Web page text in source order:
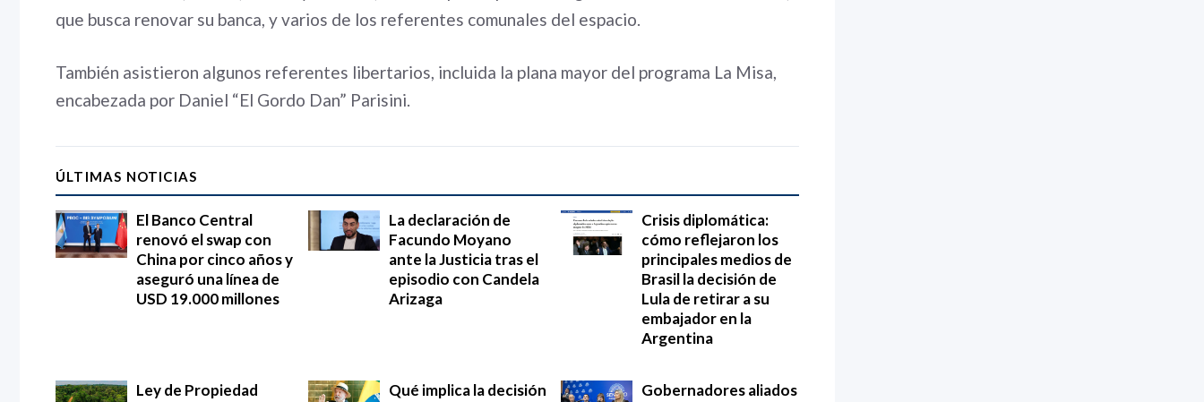
que busca renovar su banca, y varios de los referentes comunales del espacio.
También asistieron algunos referentes libertarios, incluida la plana mayor del programa La Misa,
encabezada por Daniel “El Gordo Dan” Parisini.
ÚLTIMAS NOTICIAS
El Banco Central
renovó el swap con
China por cinco años y
aseguró una línea de
USD 19.000 millones
La declaración de
Facundo Moyano
ante la Justicia tras el
episodio con Candela
Arizaga
Crisis diplomática:
cómo reflejaron los
principales medios de
Brasil la decisión de
Lula de retirar a su
embajador en la
Argentina
Ley de Propiedad
Qué implica la decisión
Gobernadores aliados